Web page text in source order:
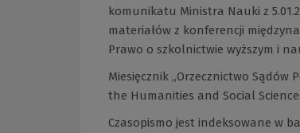
komunikatu Ministra Nauki z
materiałów z konferencji
Prawo o szkolnictwie wyższym i
Miesięcznik „Orzecznictwo
the Humanities and Social
Czasopismo jest indeksowane w